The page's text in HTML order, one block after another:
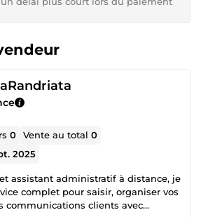
0 Vente au total0
2025
assistant administratif à distance, je
complet pour saisir, organiser vos
communications clients avec